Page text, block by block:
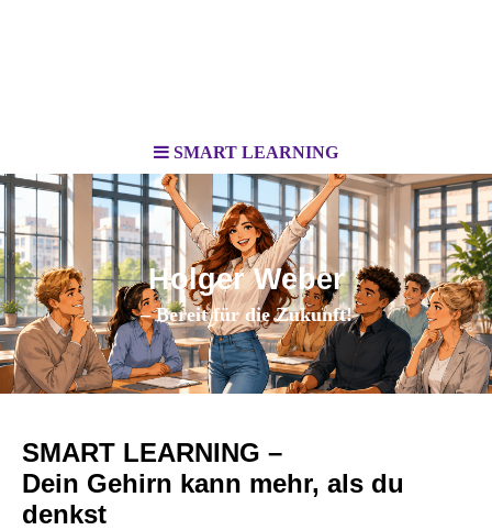
SMART LEARNING
Holger Weber
– Bereit für die Zukunft!
SMART LEARNING –
Dein Gehirn kann mehr, als du
denkst